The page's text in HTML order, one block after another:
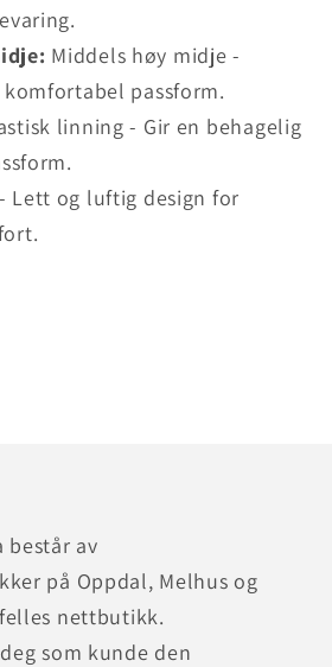
Middels høy midje -
passform.
linning - Gir en behagelig
Lett og luftig design for
består av
på Oppdal, Melhus og
nettbutikk.
som kunde den